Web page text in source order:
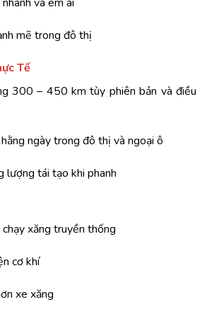
mẽ trong đô thị
Tế
300 – 450 km tùy phiên bản và điều
ngày trong đô thị và ngoại ô
lượng tái tạo khi phanh
xăng truyền thống
cơ khí
xe xăng